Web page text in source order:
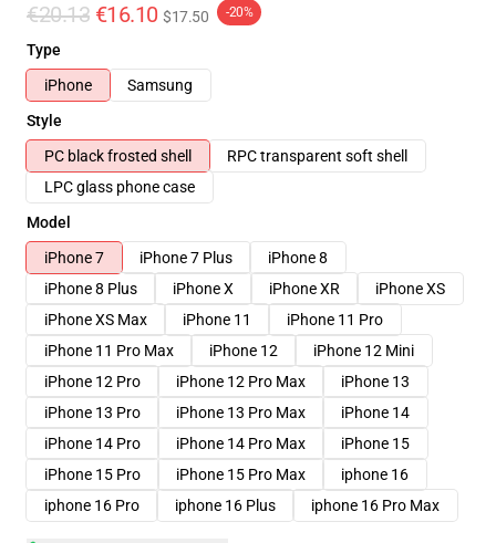
€20.13 €16.10 $17.50 -20%
Type
iPhone
Samsung
Style
PC black frosted shell
RPC transparent soft shell
LPC glass phone case
Model
iPhone 7
iPhone 7 Plus
iPhone 8
iPhone 8 Plus
iPhone X iPhone XR
iPhone XS
iPhone XS Max
iPhone 11
iPhone 11 Pro
iPhone 11 Pro Max
iPhone 12
iPhone 12 Mini
iPhone 12 Pro
iPhone 12 Pro Max
iPhone 13
iPhone 13 Pro
iPhone 13 Pro Max
iPhone 14
iPhone 14 Pro
iPhone 14 Pro Max
iPhone 15
iPhone 15 Pro
iPhone 15 Pro Max
iphone 16
iphone 16 Pro
iphone 16 Plus iphone 16 Pro Max